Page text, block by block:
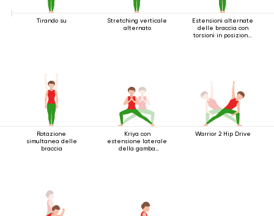
Tirando su
Stretching verticale
alternato
Estensioni alternate
delle braccia con
torsioni in posizione
Rotazione
simultanea delle
braccia
Kriya con
estensione laterale
della gamba
Warrior 2 Hip Drive